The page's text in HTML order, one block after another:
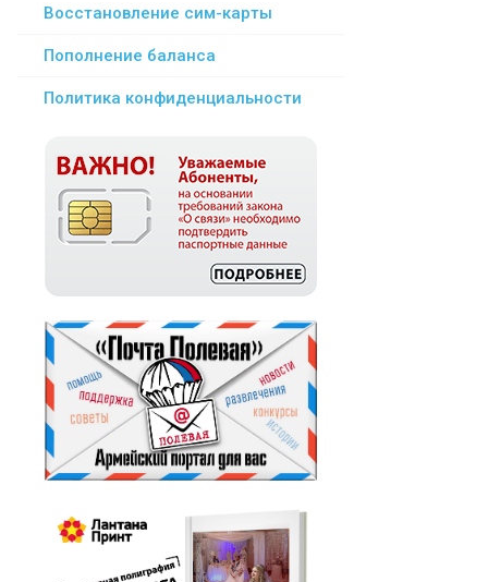
Восстановление сим-карты
Пополнение баланса
Политика конфиденциальности